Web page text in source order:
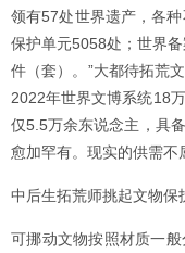
领有57处世界遗产，各
保护单元5058处；世界
件（套）。”大都待拓荒
2022年世界文博系统18
仅5.5万余东说念主，具
愈加罕有。现实的供需不
中后生拓荒师挑起文物保
可挪动文物按照材质一